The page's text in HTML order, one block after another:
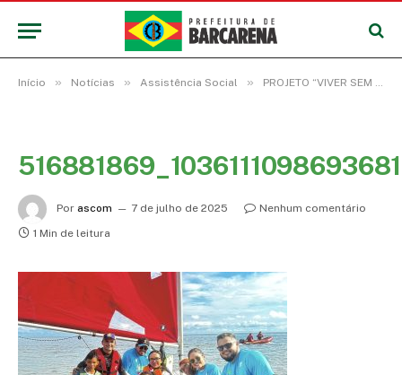
Início » Notícias » Assistência Social » PROJETO “VIVER SEM LIMITES” LEVA USUÁRIOS DO CENTRO DE REABILITAÇÃO PARA PASSEIO DE VELA NO CARIPI
Por ascom 7 de julho de 2025
Nenhum comentário
1 Min de leitura